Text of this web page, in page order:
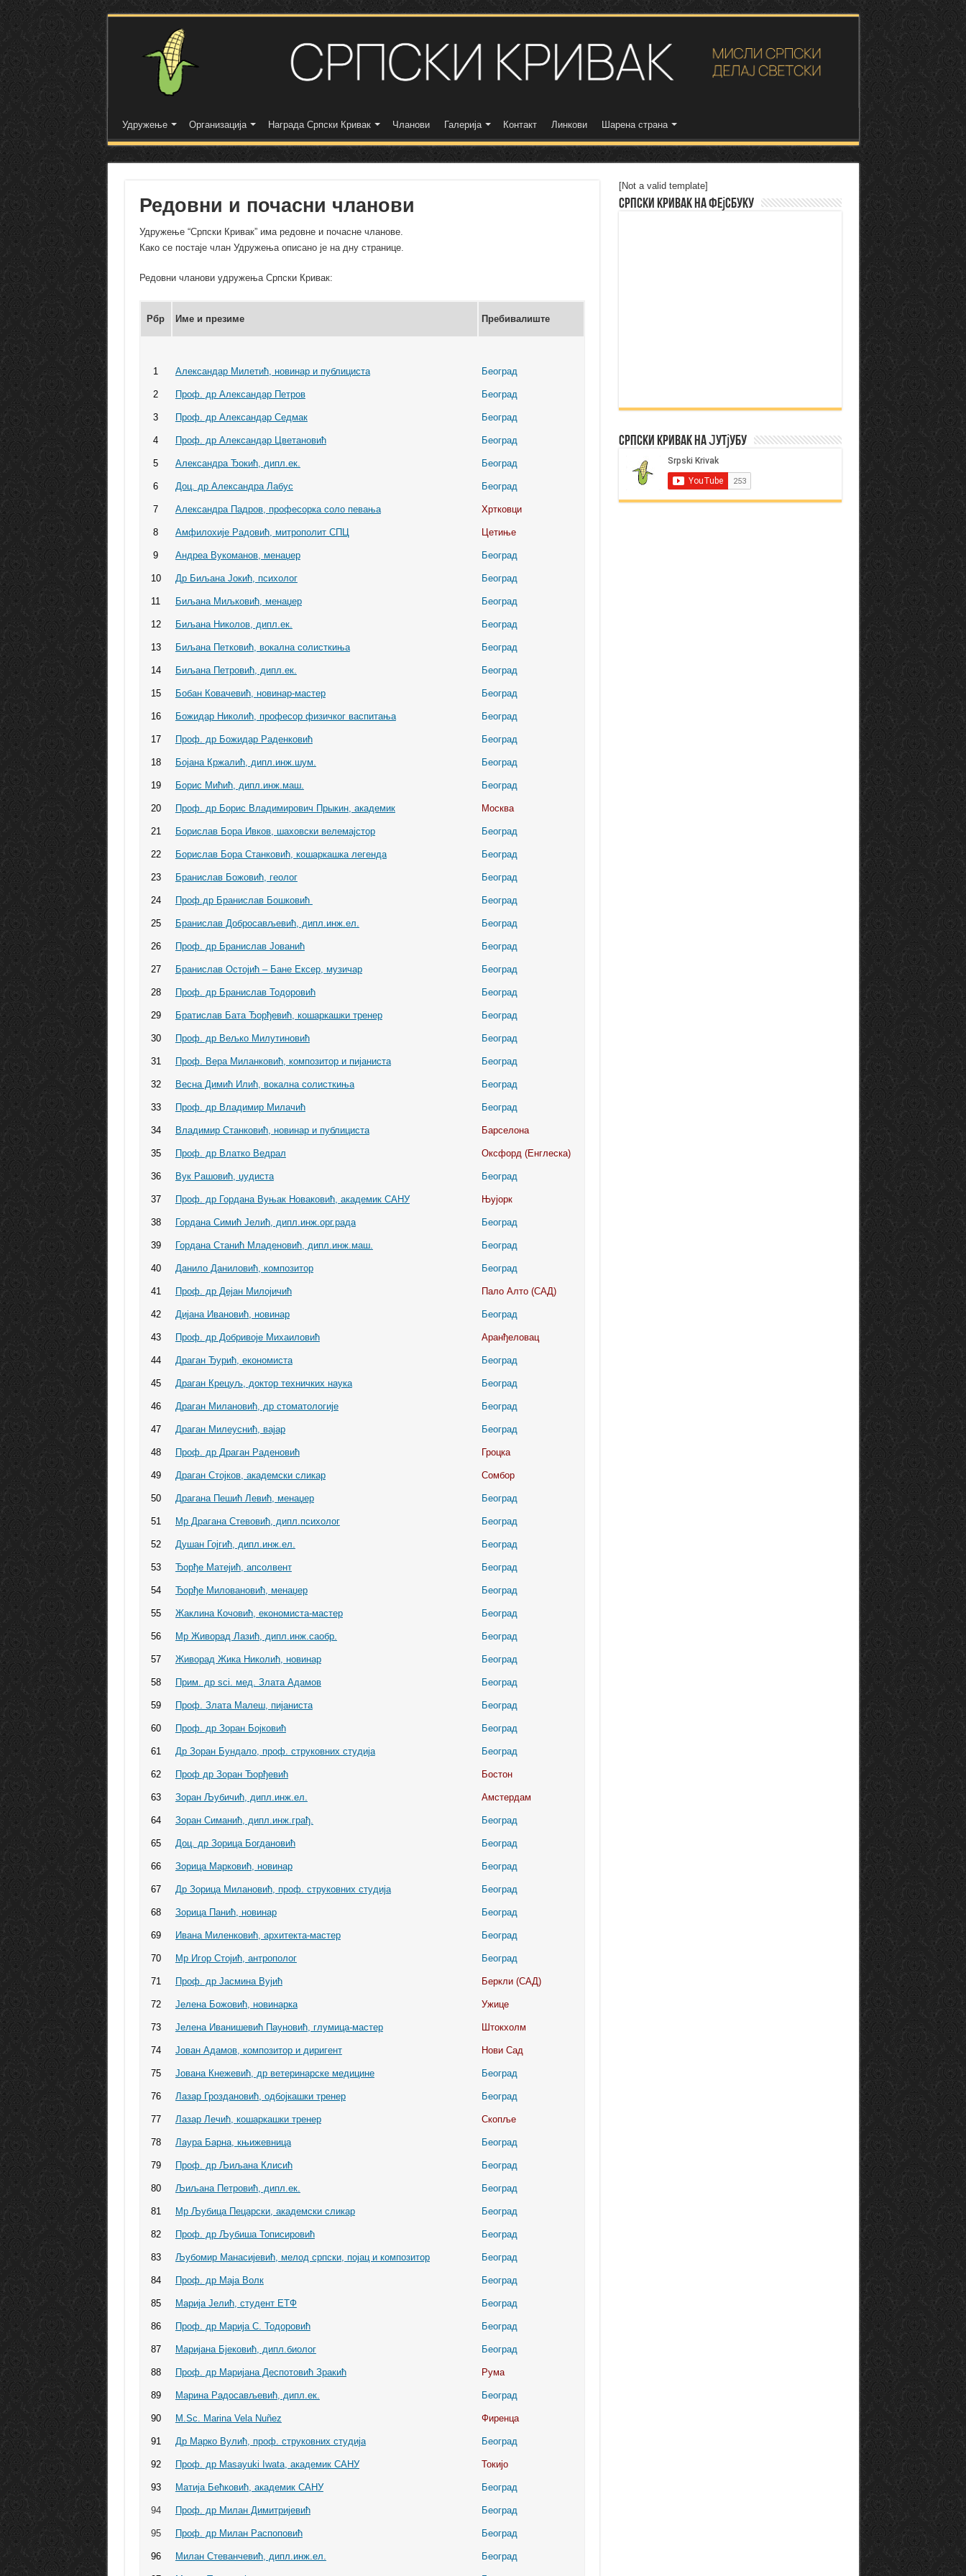
Удружење Организација Награда Српски Кривак Чланови Галерија Контакт Линкови Шарена страна
Редовни и почасни чланови
Удружење “Српски Кривак” има редовне и почасне чланове.
Како се постаје члан Удружења описано је на дну странице.
Редовни чланови удружења Српски Кривак:
Рбр Име и презиме Пребивалиште
1 Александар Милетић, новинар и публициста Београд
2 Проф. др Александар Петров Београд
3 Проф. др Александар Седмак Београд
4 Проф. др Александар Цветановић Београд
5 Александра Ђокић, дипл.ек. Београд
6 Доц. др Александра Лабус Београд
7 Александра Падров, професорка соло певања Хртковци
8 Амфилохије Радовић, митрополит СПЦ Цетиње
9 Андреа Вукоманов, менаџер Београд
10 Др Биљана Јокић, психолог Београд
11 Биљана Миљковић, менаџер Београд
12 Биљана Николов, дипл.ек. Београд
13 Биљана Петковић, вокална солисткиња Београд
14 Биљана Петровић, дипл.ек. Београд
15 Бобан Ковачевић, новинар-мастер Београд
16 Божидар Николић, професор физичког васпитања Београд
17 Проф. др Божидар Раденковић Београд
18 Бојана Кржалић, дипл.инж.шум. Београд
19 Борис Мићић, дипл.инж.маш. Београд
20 Проф. др Борис Владимирович Прыкин, академик Москва
21 Бoрислав Бора Ивков, шаховски велемајстор Београд
22 Бoрислав Бора Станковић, кошаркашка легенда Београд
23 Бранислав Божовић, геолог Београд
24 Проф.др Бранислав Бошковић Београд
25 Бранислав Добросављевић, дипл.инж.ел. Београд
26 Проф. др Бранислав Јованић Београд
27 Бранислав Остојић – Бане Ексер, музичар Београд
28 Проф. др Бранислав Тодоровић Београд
29 Братислав Бата Ђорђевић, кошаркашки тренер Београд
30 Проф. др Вељко Милутиновић Београд
31 Проф. Вера Миланковић, композитор и пијаниста Београд
32 Весна Димић Илић, вокална солисткиња Београд
33 Проф. др Владимир Милачић Београд
34 Владимир Станковић, новинар и публициста Барселона
35 Проф. др Влатко Ведрал Оксфорд (Енглеска)
36 Вук Рашовић, џудиста Београд
37 Проф. др Гордана Вуњак Новаковић, академик САНУ Њујорк
38 Гордана Симић Јелић, дипл.инж.орг.рада Београд
39 Гордана Станић Младеновић, дипл.инж.маш. Београд
40 Данило Даниловић, композитор Београд
41 Проф. др Дејан Милојичић Пало Алто (САД)
42 Дијана Ивановић, новинар Београд
43 Проф. др Добривоје Михаиловић Аранђеловац
44 Драган Ђурић, економиста Београд
45 Драган Крецуљ, доктор техничких наука Београд
46 Драган Милановић, др стоматологије Београд
47 Драган Милеуснић, вајар Београд
48 Проф. др Драган Раденовић Гроцка
49 Драган Стојков, академски сликар Сомбор
50 Драгана Пешић Левић, менаџер Београд
51 Мр Драгана Стевовић, дипл.психолог Београд
52 Душан Гојгић, дипл.инж.ел. Београд
53 Ђорђе Матејић, апсолвент Београд
54 Ђорђе Миловановић, менаџер Београд
55 Жаклина Кочовић, економиста-мастер Београд
56 Мр Живорад Лазић, дипл.инж.саобр. Београд
57 Живорад Жика Николић, новинар Београд
58 Прим. др sci. мед. Злата Адамов Београд
59 Проф. Злата Малеш, пијаниста Београд
60 Проф. др Зоран Бојковић Београд
61 Др Зоран Бундало, проф. струковних студија Београд
62 Проф др Зоран Ђорђевић Бостон
63 Зоран Љубичић, дипл.инж.ел. Амстердам
64 Зоран Симанић, дипл.инж.грађ. Београд
65 Доц. др Зорица Богдановић Београд
66 Зорица Марковић, новинар Београд
67 Др Зорица Милановић, проф. струковних студија Београд
68 Зорица Панић, новинар Београд
69 Ивана Миленковић, архитекта-мастер Београд
70 Мр Игор Стојић, антрополог Београд
71 Проф. др Јасмина Вујић Беркли (САД)
72 Јелена Божовић, новинарка Ужице
73 Јелена Иванишевић Пауновић, глумица-мастер Штокхолм
74 Јован Адамов, композитор и диригент Нови Сад
75 Јована Кнежевић, др ветеринарске медицине Београд
76 Лазар Гроздановић, одбојкашки тренер Београд
77 Лазар Лечић, кошаркашки тренер Скопље
78 Лаура Барна, књижевница Београд
79 Проф. др Љиљана Клисић Београд
80 Љиљана Петровић, дипл.ек. Београд
81 Мр Љубица Пецарски, академски сликар Београд
82 Проф. др Љубиша Тописировић Београд
83 Љубомир Манасијевић, мелод српски, појац и композитор Београд
84 Проф. др Маја Волк Београд
85 Марија Јелић, студент ЕТФ Београд
86 Проф. др Марија С. Тодоровић Београд
87 Маријана Бјековић, дипл.биолог Београд
88 Проф. др Маријана Деспотовић Зракић Рума
89 Марина Радосављевић, дипл.ек. Београд
90 M.Sc. Marina Vela Nuñez Фиренца
91 Др Марко Вулић, проф. струковних студија Београд
92 Проф. др Masayuki Iwata, академик САНУ Токијо
93 Матија Бећковић, академик САНУ Београд
94 Проф. др Милан Димитријевић Београд
95 Проф. др Милан Распоповић Београд
96 Милан Стеванчевић, дипл.инж.ел. Београд
[Not a valid template]
Српски Кривак на Фејсбуку
Српски Кривак на Јутјубу